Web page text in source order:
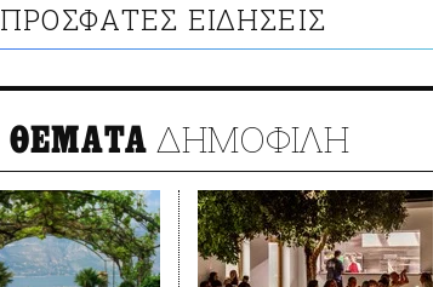
ΠΡΟΣΦΑΤΕΣ ΕΙΔΗΣΕΙΣ
ΘΕΜΑΤΑ ΔΗΜΟΦΙΛΗ